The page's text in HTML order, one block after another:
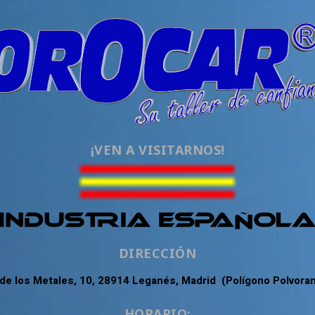
¡VEN A VISITARNOS!
DIRECCIÓN
los Metales, 10, 28914 Leganés, Madrid (Polígono